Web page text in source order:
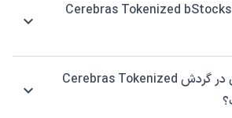
چه کیف پول‌هایی از Cerebras Tokenized bStocks
عرضه‌ی کل و عرضه‌ی در گردش Cerebras Tokenized